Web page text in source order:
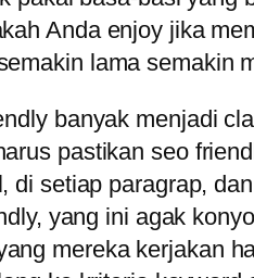
Anda enjoy jika
lama semakin
banyak menjadi
pastikan seo
di setiap paragrap,
yang ini agak
mereka kerjakan